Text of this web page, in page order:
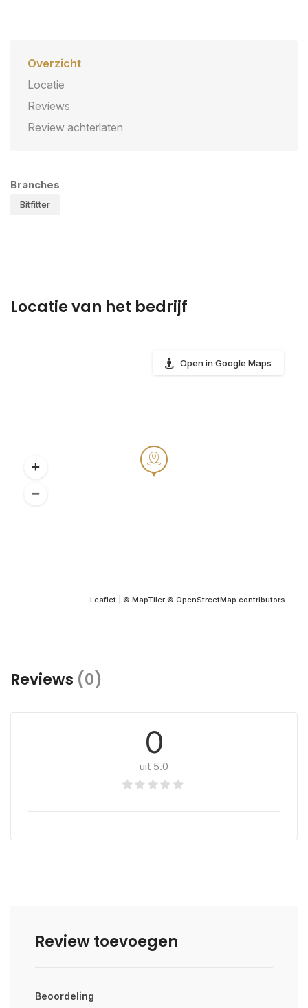
Overzicht
Locatie
Reviews
Review achterlaten
Branches
Bitfitter
Locatie van het bedrijf
Leaflet © MapTiler © OpenStreetMap contributors
Open in Google Maps
Reviews (0)
0
uit 5.0
Review toevoegen
Beoordeling